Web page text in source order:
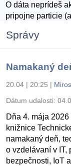
O dáta neprídeš
pripojne particie
Správy
Namakaný
20.04 | 20:25 |
Dátum udalosti:
Dňa 4. mája
knižnice
namakaný deň,
o vzdelávaní v IT,
bezpečnosti, IoT